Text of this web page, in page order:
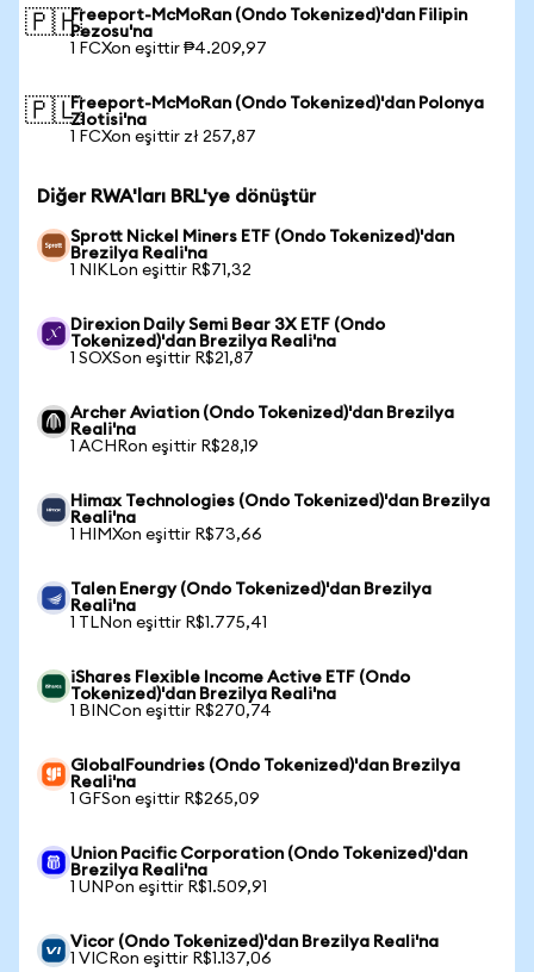
🇵🇭Freeport-McMoRan (Ondo Tokenized)'dan Filipin
Pezosu'na
1 FCXon eşittir ₱4.209,97
🇵🇱Freeport-McMoRan (Ondo Tokenized)'dan Polonya
Zlotisi'na
1 FCXon eşittir zł 257,87
Diğer RWA'ları BRL'ye dönüştür
Sprott Nickel Miners ETF (Ondo Tokenized)'dan
Brezilya Reali'na
1 NIKLon eşittir R$71,32
Direxion Daily Semi Bear 3X ETF (Ondo
Tokenized)'dan Brezilya Reali'na
1 SOXSon eşittir R$21,87
Archer Aviation (Ondo Tokenized)'dan Brezilya
Reali'na
1 ACHRon eşittir R$28,19
Himax Technologies (Ondo Tokenized)'dan Brezilya
Reali'na
1 HIMXon eşittir R$73,66
Talen Energy (Ondo Tokenized)'dan Brezilya
Reali'na
1 TLNon eşittir R$1.775,41
iShares Flexible Income Active ETF (Ondo
Tokenized)'dan Brezilya Reali'na
1 BINCon eşittir R$270,74
GlobalFoundries (Ondo Tokenized)'dan Brezilya
Reali'na
1 GFSon eşittir R$265,09
Union Pacific Corporation (Ondo Tokenized)'dan
Brezilya Reali'na
1 UNPon eşittir R$1.509,91
Vicor (Ondo Tokenized)'dan Brezilya Reali'na
1 VICRon eşittir R$1.137,06